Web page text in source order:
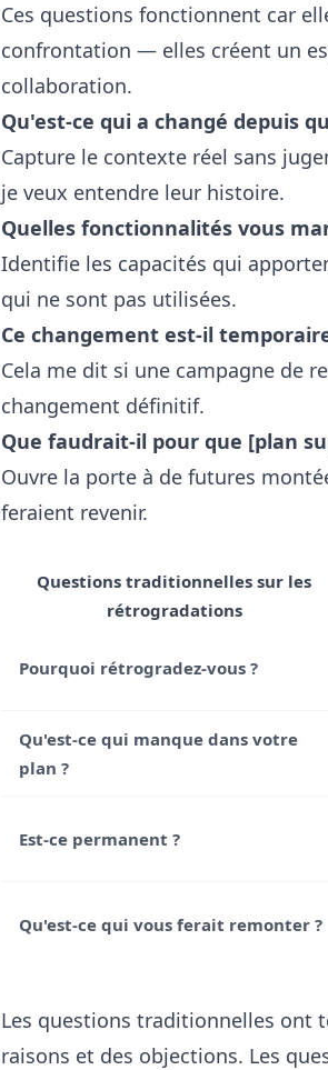
Ces questions fonctionnent car
confrontation — elles créent un
collaboration.
Qu'est-ce qui a changé depuis
Capture le contexte réel sans
je veux entendre leur histoire.
Quelles fonctionnalités vous
Identifie les capacités qui
qui ne sont pas utilisées.
Ce changement est-il
Cela me dit si une campagne de
changement définitif.
Que faudrait-il pour que [plan
Ouvre la porte à de futures
feraient revenir.
Questions traditionnelles sur les
rétrogradations
Pourquoi rétrogradez-vous ?
Qu'est-ce qui manque dans votre
plan ?
Est-ce permanent ?
Qu'est-ce qui vous ferait remonter ?
Les questions traditionnelles ont
raisons et des objections. Les